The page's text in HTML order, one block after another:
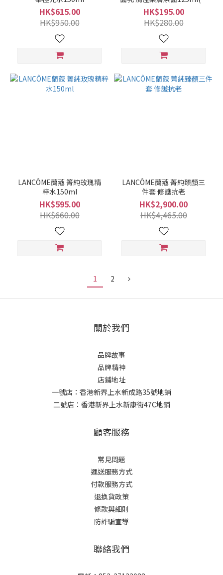
HK$615.00
HK$950.00
油)藍色
HK$195.00
HK$280.00
LANCÔME蘭蔻 箐純玫瑰精
粹水150ml
HK$595.00
HK$660.00
LANCÔME蘭蔻 菁純臻顏三
件套 修護抗老
HK$2,900.00
HK$4,465.00
1 2
關於我們
品牌故事
品牌精神
店鋪地址
一號店：香港新界上水新成路35號地鋪
二號店：香港新界上水新康街47C地鋪
顧客服務
常見問題
運送服務方式
付款服務方式
退換貨政策
條款與細則
防詐騙宣導
聯絡我們